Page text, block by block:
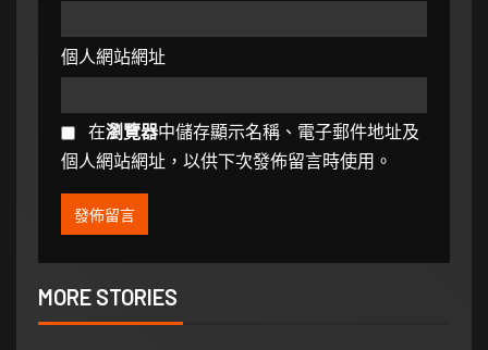
個人網站網址
在瀏覽器中儲存顯示名稱、電子郵件地址及
個人網站網址，以供下次發佈留言時使用。
MORE STORIES